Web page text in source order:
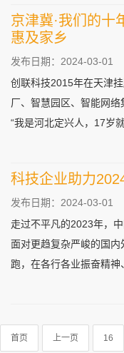
京津冀·我们的十
惠及家乡
发布日期：2024-03-01
创联科技2015年在天津
厂、智慧园区、智能网络
“我是河北定兴人，17岁
科技企业助力
发布日期：2024-03-01
走过不平凡的2023年，
面对更趋复杂严峻的国
跑，在各行各业振奋精神
首页 上一页 16